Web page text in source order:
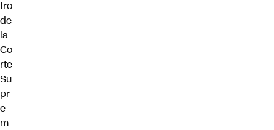
tro
de
la
Co
rte
Su
pr
e
m